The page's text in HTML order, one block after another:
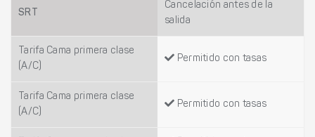
SRT
Cancelación antes de la
salida
Tarifa Cama primera clase
(A/C)
Permitido con tasas
Tarifa Cama primera clase
(A/C)
Permitido con tasas